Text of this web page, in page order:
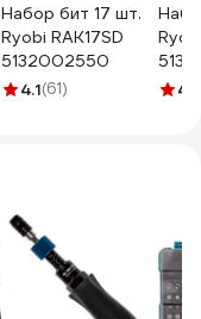
Набор бит 17 шт.
Ryobi RAK17SD
5132002550
4.1(61)
4.3